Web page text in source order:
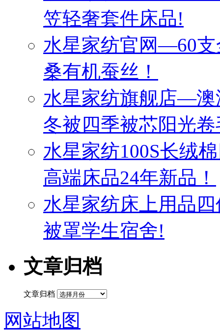
笠轻奢套件床品!
水星家纺官网—60
桑有机蚕丝！
水星家纺旗舰店—澳
冬被四季被芯阳光
水星家纺100S长绒
高端床品24年新品！
水星家纺床上用品
被罩学生宿舍!
文章归档
文章归档
网站地图